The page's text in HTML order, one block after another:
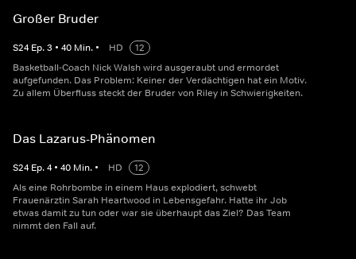
Großer Bruder
S24 Ep.3 • 40 Min. • HD
12
Basketball-Coach Nick Walsh wird ausgeraubt und ermordet
aufgefunden. Das Problem: Keiner der Verdächtigen hat ein Motiv.
Zu allem Überfluss steckt der Bruder von Riley in Schwierigkeiten.
Das Lazarus-Phänomen
S24 Ep.4 • 40 Min. • HD
12
Als eine Rohrbombe in einem Haus explodiert, schwebt
Frauenärztin Sarah Heartwood in Lebensgefahr. Hatte ihr Job
etwas damit zu tun oder war sie überhaupt das Ziel? Das Team
nimmt den Fall auf.